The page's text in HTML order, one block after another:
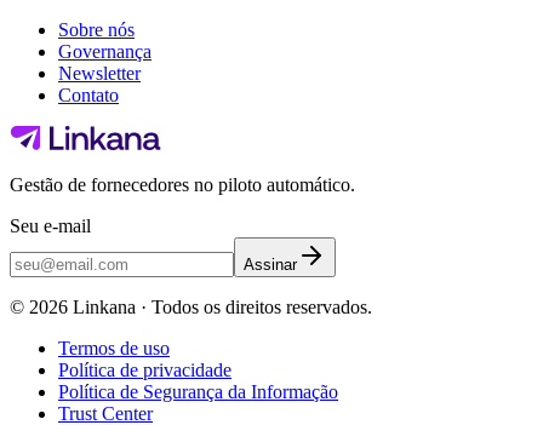
Sobre nós
Governança
Newsletter
Contato
Gestão de fornecedores no piloto automático.
Seu e-mail
Assinar
© 2026 Linkana · Todos os direitos reservados.
Termos de uso
Política de privacidade
Política de Segurança da Informação
Trust Center